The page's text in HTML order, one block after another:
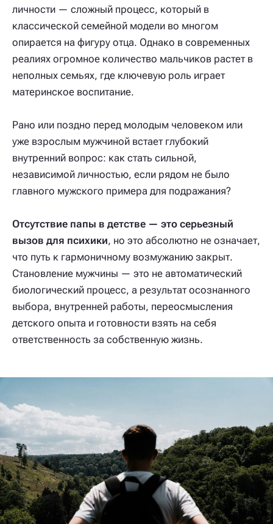
личности — сложный процесс, который в
классической семейной модели во многом
опирается на фигуру отца. Однако в современных
реалиях огромное количество мальчиков растет в
неполных семьях, где ключевую роль играет
материнское воспитание.
Рано или поздно перед молодым человеком или
уже взрослым мужчиной встает глубокий
внутренний вопрос: как стать сильной,
независимой личностью, если рядом не было
главного мужского примера для подражания?
Отсутствие папы в детстве — это серьезный
вызов для психики, но это абсолютно не означает,
что путь к гармоничному возмужанию закрыт.
Становление мужчины — это не автоматический
биологический процесс, а результат осознанного
выбора, внутренней работы, переосмысления
детского опыта и готовности взять на себя
ответственность за собственную жизнь.